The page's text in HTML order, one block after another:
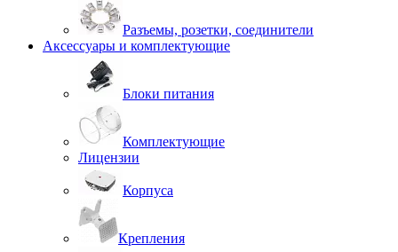
Разъемы, розетки, соединители
Аксессуары и комплектующие
Блоки питания
Комплектующие
Лицензии
Корпуса
Крепления